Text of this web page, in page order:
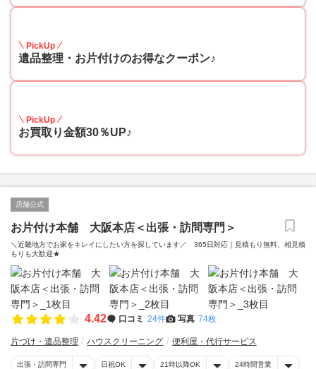
PickUp
遺品整理・お片付けのお得なクーポン♪
PickUp
お買取り金額30％UP♪
店舗公式
お片付け本舗 大阪本店＜出張・訪問専門＞
＼近畿地方でお家をキレイにしたい方を探しています／ 365日対応｜見積もり無料、相見積
もりも大歓迎★
4.42 口コミ 24件 写真 74枚
片づけ・遺品整理 ハウスクリーニング 便利屋・代行サービス
出張・訪問専門 日祝OK 21時以降OK 24時間営業